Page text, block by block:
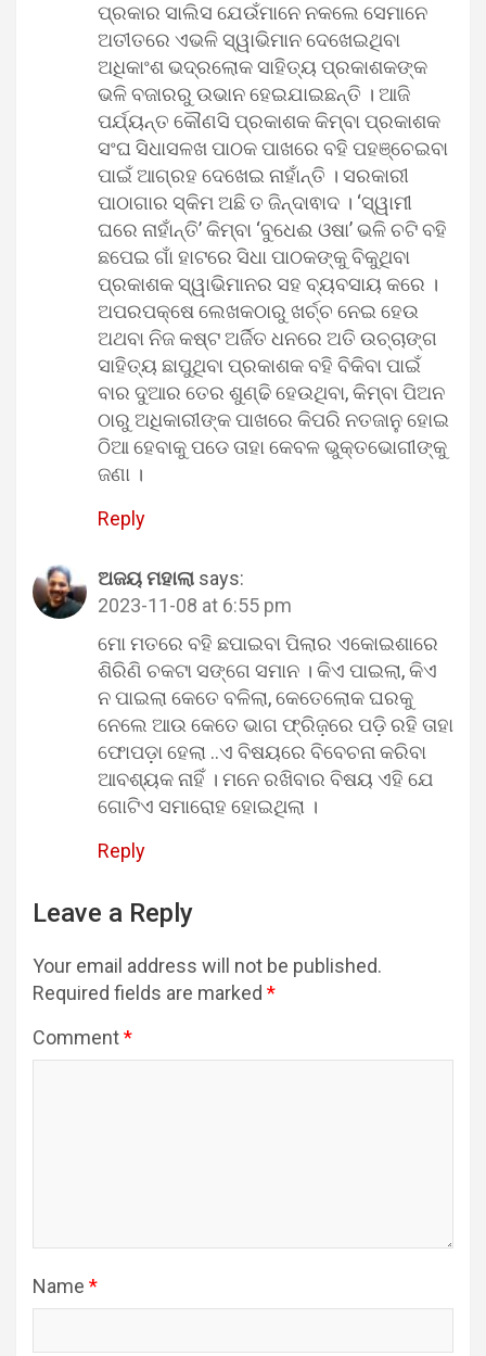
ପ୍ରକାର ସାଲିସ ଯେଉଁମାନେ ନକଲେ ସେମାନେ
ଅତୀତରେ ଏଭଳି ସ୍ୱାଭିମାନ ଦେଖେଇଥିବା
ଅଧିକାଂଶ ଭଦ୍ରଲୋକ ସାହିତ୍ୟ ପ୍ରକାଶକଙ୍କ
ଭଳି ବଜାରରୁ ଉଭାନ ହେଇଯାଇଛନ୍ତି । ଆଜି
ପର୍ଯ୍ୟନ୍ତ କୌଣସି ପ୍ରକାଶକ କିମ୍ବା ପ୍ରକାଶକ
ସଂଘ ସିଧାସଳଖ ପାଠକ ପାଖରେ ବହି ପହଞ୍ଚେଇବା
ପାଇଁ ଆଗ୍ରହ ଦେଖେଇ ନାହାଁନ୍ତି । ସରକାରୀ
ପାଠାଗାର ସ୍କିମ ଅଛି ତ ଜିନ୍ଦାଵାଦ । ‘ସ୍ୱାମୀ
ଘରେ ନାହାଁନ୍ତି’ କିମ୍ବା ‘ବୁଧେଈ ଓଷା’ ଭଳି ଚଟି ବହି
ଛପେଇ ଗାଁ ହାଟରେ ସିଧା ପାଠକଙ୍କୁ ବିକୁଥିବା
ପ୍ରକାଶକ ସ୍ୱାଭିମାନର ସହ ବ୍ୟବସାୟ କରେ ।
ଅପରପକ୍ଷେ ଲେଖକଠାରୁ ଖର୍ଚ୍ଚ ନେଇ ହେଉ
ଅଥବା ନିଜ କଷ୍ଟ ଅର୍ଜିତ ଧନରେ ଅତି ଉଚ୍ଚାଙ୍ଗ
ସାହିତ୍ୟ ଛାପୁଥିବା ପ୍ରକାଶକ ବହି ବିକିବା ପାଇଁ
ବାର ଦୁଆର ତେର ଶୁଣ୍ଢି ହେଉଥିବା, କିମ୍ବା ପିଅନ
ଠାରୁ ଅଧିକାରୀଙ୍କ ପାଖରେ କିପରି ନତଜାନୁ ହୋଇ
ଠିଆ ହେବାକୁ ପଡେ ତାହା କେବଳ ଭୁକ୍ତଭୋଗୀଙ୍କୁ
ଜଣା ।
Reply
ଅଜୟ ମହାଲା says:
2023-11-08 at 6:55 pm
ମୋ ମତରେ ବହି ଛପାଇବା ପିଲାର ଏକୋଇଶାରେ
ଶିରିଣି ଚକଟା ସଙ୍ଗେ ସମାନ । କିଏ ପାଇଲା, କିଏ
ନ ପାଇଲା କେତେ ବଳିଲା, କେତେଲୋକ ଘରକୁ
ନେଲେ ଆଉ କେତେ ଭାଗ ଫ୍ରିଜ଼ରେ ପଡ଼ି ରହି ତାହା
ଫୋପଡ଼ା ହେଲା ..ଏ ବିଷୟରେ ବିବେଚନା କରିବା
ଆବଶ୍ୟକ ନାହିଁ । ମନେ ରଖିବାର ବିଷୟ ଏହି ଯେ
ଗୋଟିଏ ସମାରୋହ ହୋଇଥିଲା ।
Reply
Leave a Reply
Your email address will not be published.
Required fields are marked *
Comment*
Name *